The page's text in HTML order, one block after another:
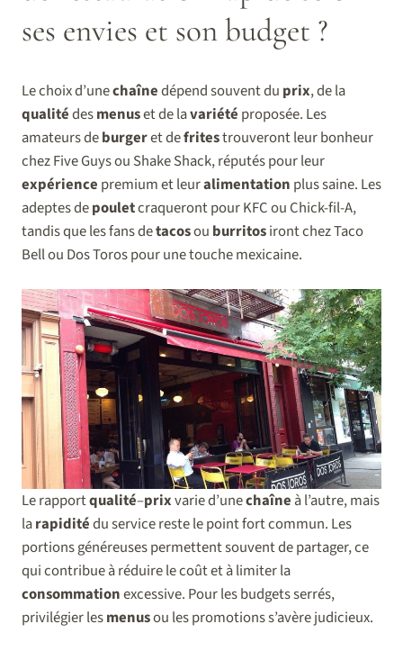
ses envies et son budget ?
Le choix d’unechaînedépend souvent du prix, de la
qualitédesmenuset de lavariété proposée. Les
amateurs deburgeret defritestrouveront leur bonheur
chez Five Guys ou Shake Shack, réputés pour leur
expérience premium et leuralimentation plus saine. Les
adeptes depouletcraqueront pour KFC ou Chick-fil-A,
tandis que les fans detacosou burritosiront chez Taco
Bell ou Dos Toros pour une touche mexicaine.
Le rapportqualité–prixvarie d’unechaîne à l’autre, mais
larapiditédu service reste le point fort commun. Les
portions généreuses permettent souvent de partager, ce
qui contribue à réduire le coût et à limiter la
consommationexcessive. Pour les budgets serrés,
privilégier lesmenusou les promotions s’avère judicieux.